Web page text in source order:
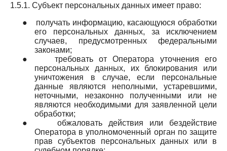
1.5.1. Субъект персональных данных имеет право:
●
получать информацию, касающуюся обработки
его персональных данных, за исключением
случаев, предусмотренных федеральными
законами;
●
требовать от Оператора уточнения его
персональных данных, их блокирования или
уничтожения в случае, если персональные
данные являются неполными, устаревшими,
неточными, незаконно полученными или не
являются необходимыми для заявленной цели
обработки;
●
обжаловать действия или бездействие
Оператора в уполномоченный орган по защите
прав субъектов персональных данных или в